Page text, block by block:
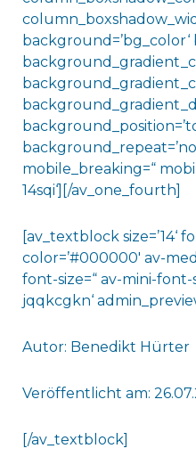
mobile_breaking=“
14sqi‘][/av_one_fourth]
[av_textblock size=’14‘
color=’#000000′ av-
font-size=“ av-mini-font-
jqqkcgkn‘
Autor: Benedikt Hürter
Veröffentlicht am:
[/av_textblock]